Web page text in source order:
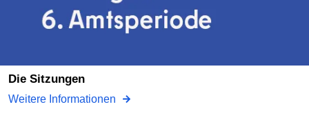
Die Sitzungen
Weitere Informationen